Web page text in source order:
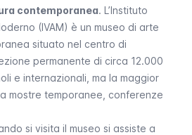
contemporanea. L’Instituto
(IVAM) è un museo di arte
situato nel centro di
permanente di circa 12.000
e internazionali, ma la maggior
mostre temporanee, conferenze
si visita il museo si assiste a